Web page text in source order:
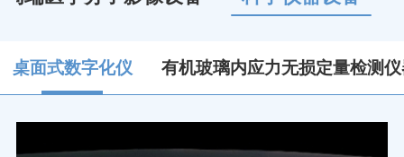
桌面式数字化仪 有机玻璃内应力无损定量检测